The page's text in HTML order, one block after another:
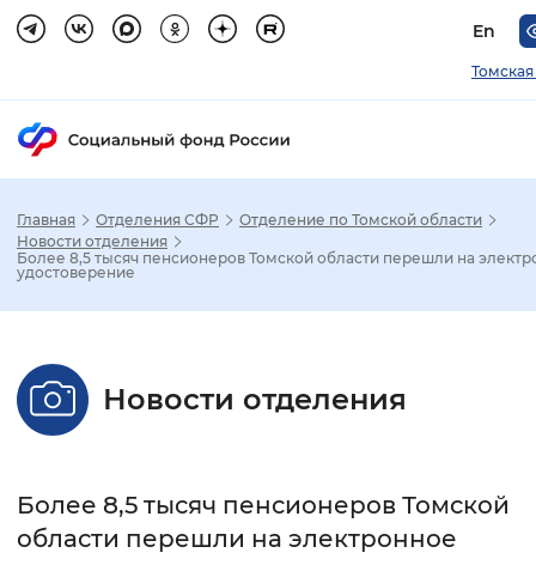
En
Стандартный Увеличенный
Без засечек С засечками
Главная Отделения СФР
Отделение по Томской области
Новости отделения
Более 8,5 тысяч пенсионеров Томской области перешли на
удостоверение
Новости отделения
Более 8,5 тысяч пенсионеров Томской
области перешли на электронное